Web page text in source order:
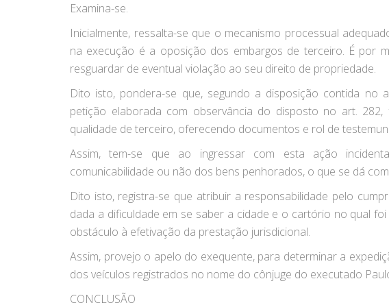
Examina-se.
Inicialmente, ressalta-se que o mecanismo processual
na execução é a oposição dos embargos de terceiro. É por
resguardar de eventual violação ao seu direito de propriedade.
Dito isto, pondera-se que, segundo a disposição contida no
petição elaborada com observância do disposto no art.
qualidade de terceiro, oferecendo documentos e rol de
Assim, tem-se que ao ingressar com esta ação
comunicabilidade ou não dos bens penhorados, o que se dá
Dito isto, registra-se que atribuir a responsabilidade pelo
dada a dificuldade em se saber a cidade e o cartório no qual
obstáculo à efetivação da prestação jurisdicional.
Assim, provejo o apelo do exequente, para determinar a
dos veículos registrados no nome do cônjuge do executado
CONCLUSÃO